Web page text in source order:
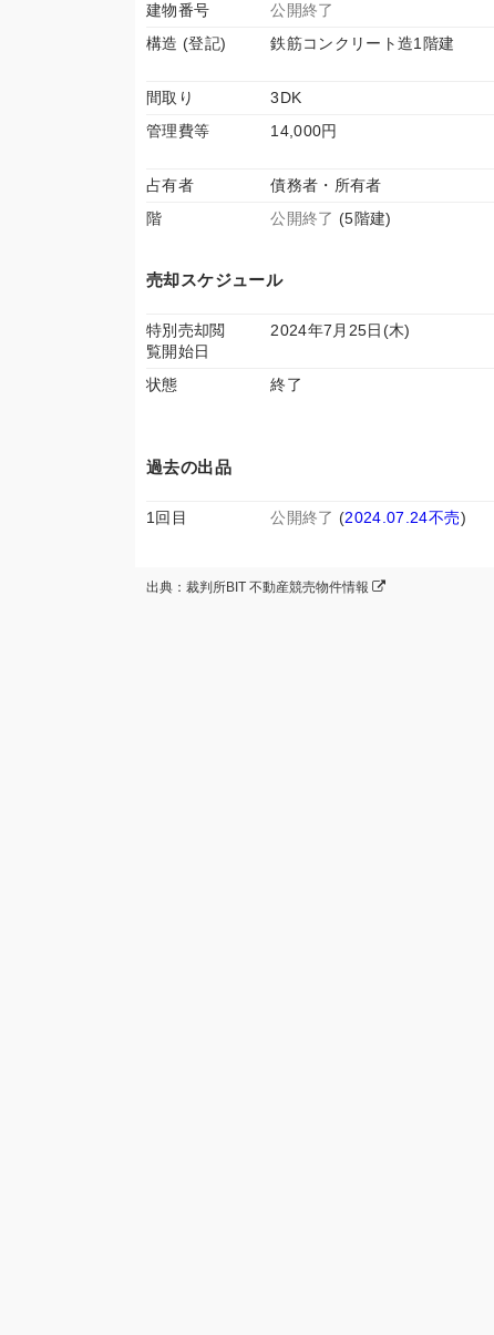
建物番号 公開終了
構造 (登記)
鉄筋コンクリート造1階建
間取り 3DK
管理費等
14,000円
占有者 債務者・所有者
階
公開終了 (5階建)
売却スケジュール
特別売却閲
覧開始日
2024年7月25日(木)
状態 終了
過去の出品
1回目 公開終了 (2024.07.24不売)
出典：裁判所BIT 不動産競売物件情報